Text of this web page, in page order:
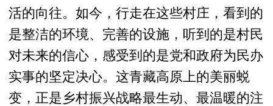
活的向往。如今，行走在这些村庄，看到的
是整洁的环境、完善的设施，听到的是村民
对未来的信心，感受到的是党和政府为民办
实事的坚定决心。这青藏高原上的美丽蜕
变，正是乡村振兴战略最生动、最温暖的注